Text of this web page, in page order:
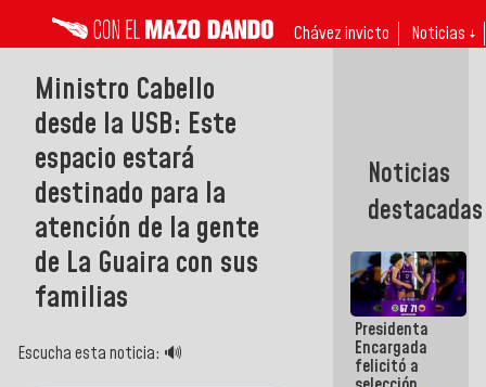
Chávez invicto Noticias ↓
Ministro Cabello
desde la USB: Este
espacio estará
destinado para la
atención de la gente
de La Guaira con sus
familias
Escucha esta noticia: 🔊
Noticias
destacadas
Presidenta
Encargada
felicitó a